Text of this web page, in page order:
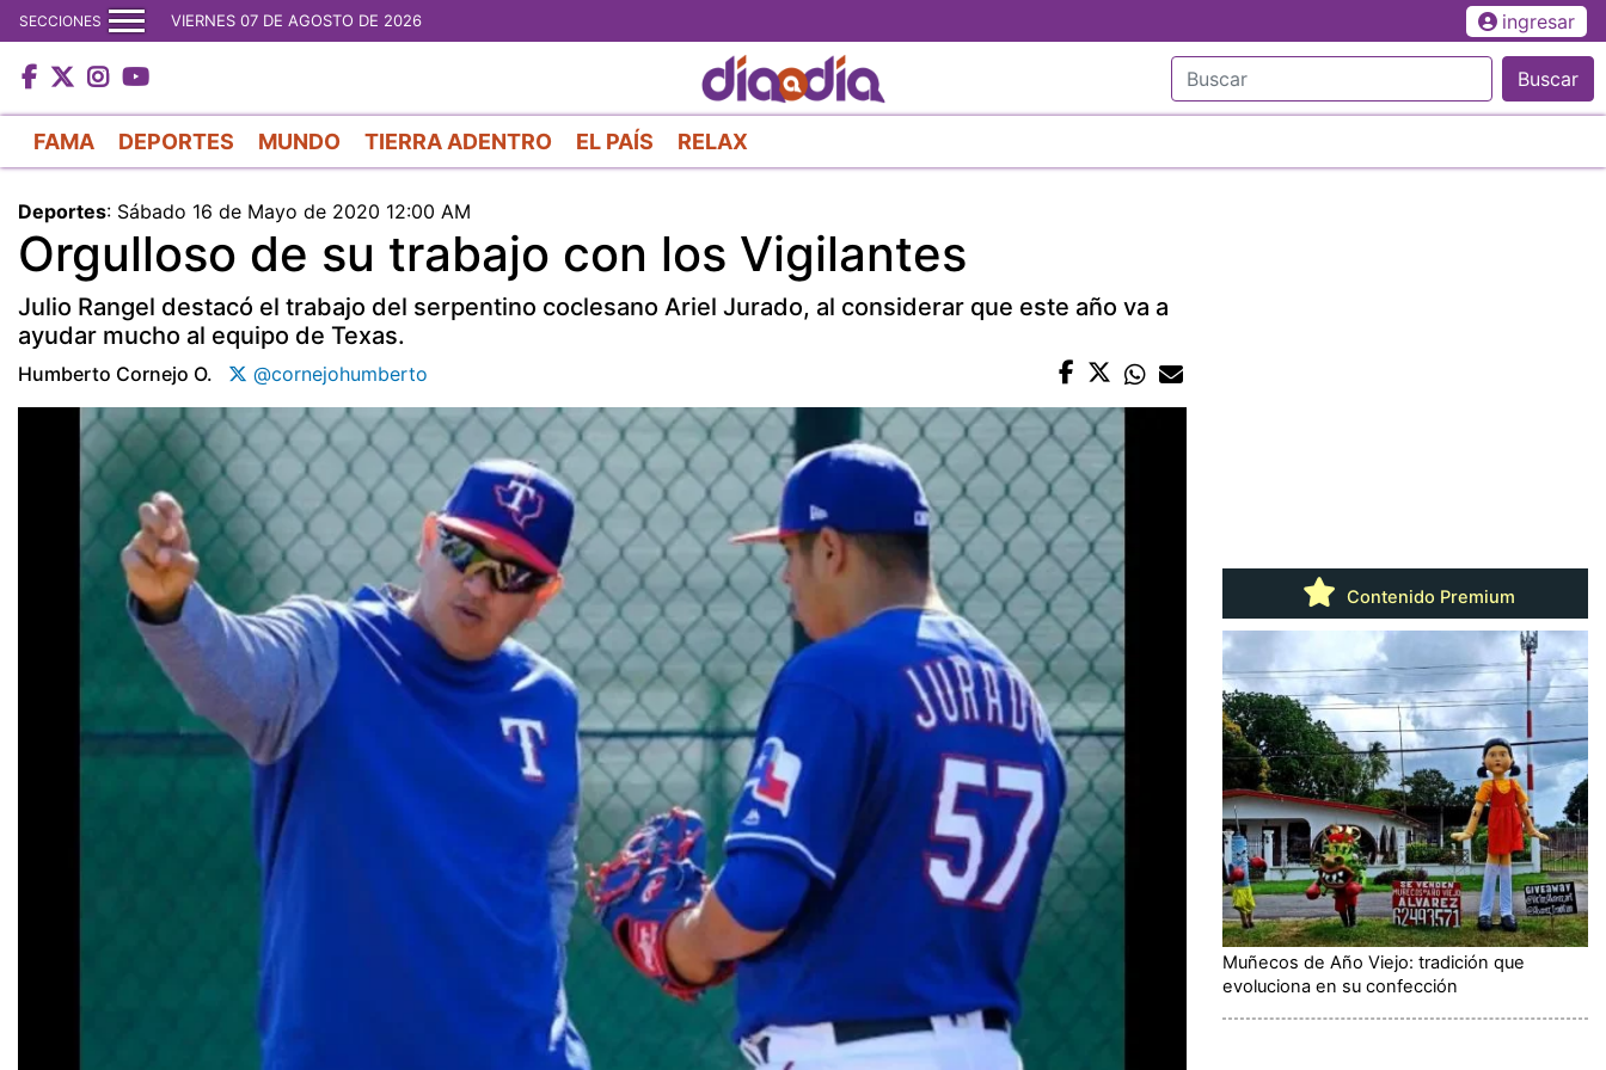
al
contenido
principal
SECCIONES VIERNES 07 DE AGOSTO DE 2026 ingresar
Buscar
FAMA DEPORTES MUNDO TIERRA ADENTRO EL PAÍS RELAX
Deportes: Sábado 16 de Mayo de 2020 12:00 AM
Orgulloso de su trabajo con los Vigilantes
Julio Rangel destacó el trabajo del serpentino coclesano Ariel Jurado, al considerar que este año va a
ayudar mucho al equipo de Texas.
Humberto Cornejo O. @cornejohumberto
Contenido Premium
Muñecos de Año Viejo: tradición que
evoluciona en su confección